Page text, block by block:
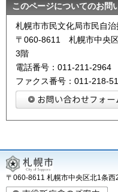
このページについてのお問
札幌市市民文化局市民自
〒060-8611 札幌市中央
3階
電話番号：011-211-2964
ファクス番号：011-218-
〒060-8611 札幌市中央区北1条